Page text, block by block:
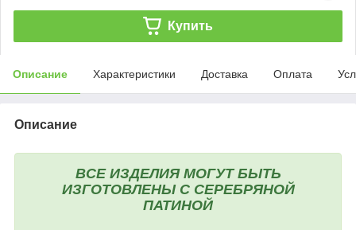
Купить
Описание Характеристики Доставка Оплата
Описание
ВСЕ ИЗДЕЛИЯ МОГУТ БЫТЬ
ИЗГОТОВЛЕНЫ ССЕРЕБРЯНОЙ
ПАТИНОЙ